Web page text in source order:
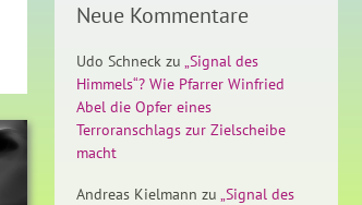
Neue Kommentare
Udo Schneck zu „Signal des
Himmels“? Wie Pfarrer Winfried
Abel die Opfer eines
Terroranschlags zur Zielscheibe
macht
Andreas Kielmann zu „Signal des